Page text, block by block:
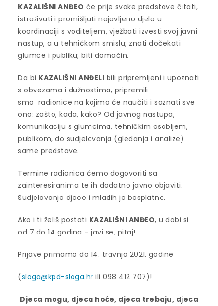
KAZALIŠNI ANĐEO će prije svake predstave čitati,
istraživati i promišljati najavljeno djelo u
koordinaciji s voditeljem, vježbati izvesti svoj javni
nastup, a u tehničkom smislu; znati dočekati
glumce i publiku; biti domaćin.
Da bi KAZALIŠNI ANĐELI bili pripremljeni i upoznati
s obvezama i dužnostima, pripremili
smo radionice na kojima će naučiti i saznati sve
ono: zašto, kada, kako? Od javnog nastupa,
komunikaciju s glumcima, tehničkim osobljem,
publikom, do sudjelovanja (gledanja i analize)
same predstave.
Termine radionica ćemo dogovoriti sa
zainteresiranima te ih dodatno javno objaviti.
Sudjelovanje djece i mladih je besplatno.
Ako i ti želiš postati KAZALIŠNI ANĐEO, u dobi si
od 7 do 14 godina – javi se, pitaj!
Prijave primamo do 14. travnja 2021. godine
(sloga@kpd-sloga.hr ili 098 412 707)!
Djeca mogu, djeca hoće, djeca trebaju, djeca